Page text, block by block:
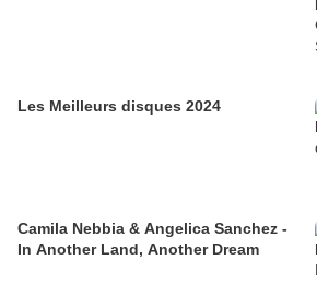
Les Meilleurs disques 2024
Camila Nebbia & Angelica Sanchez -
In Another Land, Another Dream